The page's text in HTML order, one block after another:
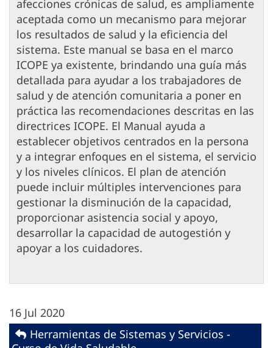
afecciones crónicas de salud, es ampliamente
aceptada como un mecanismo para mejorar
los resultados de salud y la eficiencia del
sistema. Este manual se basa en el marco
ICOPE ya existente, brindando una guía más
detallada para ayudar a los trabajadores de
salud y de atención comunitaria a poner en
práctica las recomendaciones descritas en las
directrices ICOPE. El Manual ayuda a
establecer objetivos centrados en la persona
y a integrar enfoques en el sistema, el servicio
y los niveles clínicos. El plan de atención
puede incluir múltiples intervenciones para
gestionar la disminución de la capacidad,
proporcionar asistencia social y apoyo,
desarrollar la capacidad de autogestión y
apoyar a los cuidadores.
16 Jul 2020
Herramientas de Sistemas y Servicios -